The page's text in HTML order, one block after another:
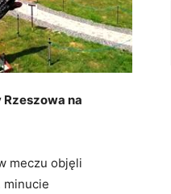
na
meczu objęli
minucie